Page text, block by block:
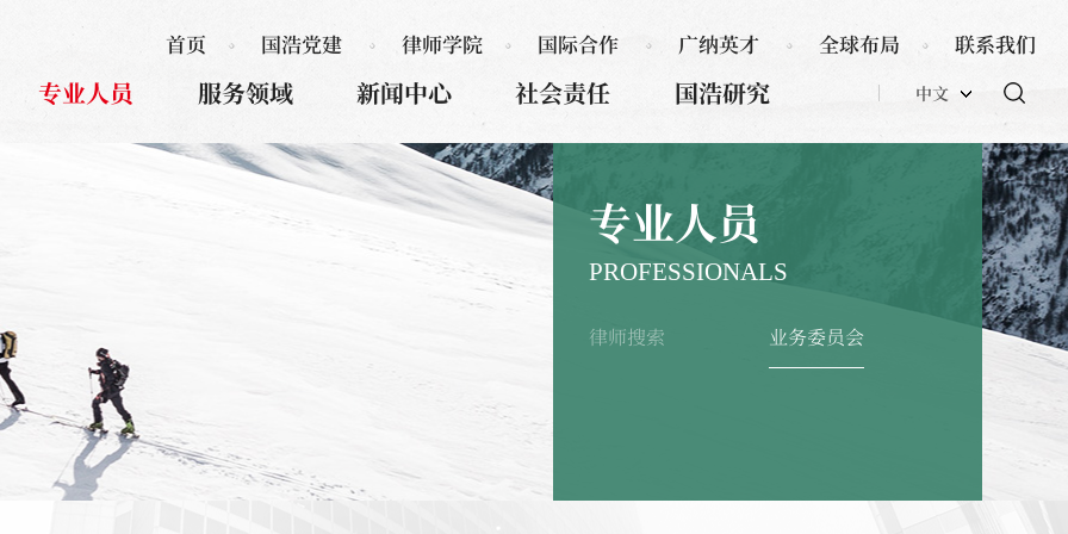
专业人员 服务领域 新闻中心 社会责任 国浩研究 中文
首页 国浩党建 律师学院 国际合作 广纳英才 全球布局 联系我们
专业人员
PROFESSIONALS
律师搜索 业务委员会